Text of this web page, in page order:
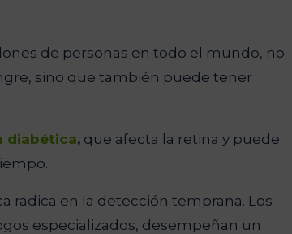
de personas en todo el mundo, no
sino que también puede tener
diabética, que afecta la retina y puede
radica en la detección temprana. Los
especializados, desempeñan un